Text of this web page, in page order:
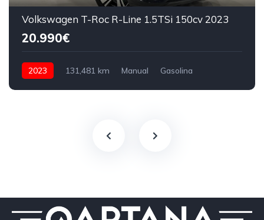
Volkswagen T-Roc R-Line 1.5TSi 150cv 2023
20.990€
2023 131,481 km Manual
Gasolina